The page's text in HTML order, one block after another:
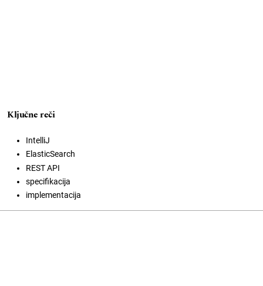
Ključne reči
IntelliJ
ElasticSearch
REST API
specifikacija
implementacija